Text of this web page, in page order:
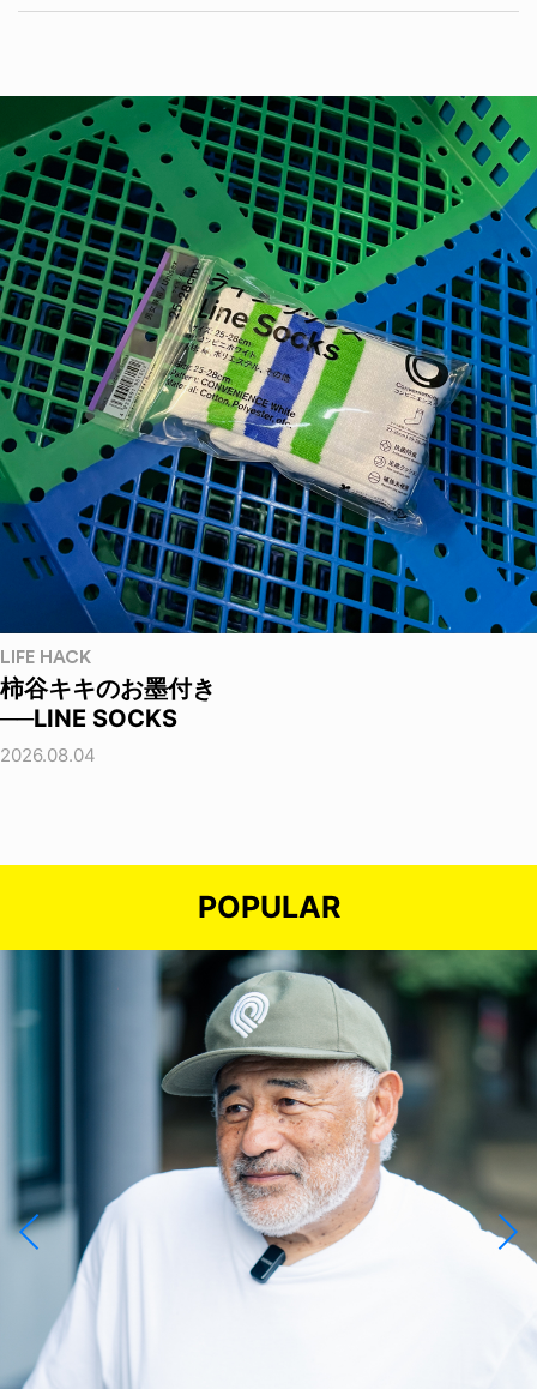
LIFE HACK
柿谷キキのお墨付き
──LINE SOCKS
2026.08.04
POPULAR